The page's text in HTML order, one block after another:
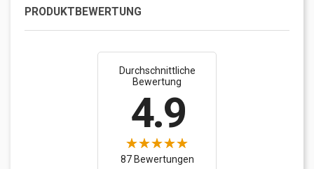
PRODUKTBEWERTUNG
Durchschnittliche
Bewertung
4.9
87 Bewertungen